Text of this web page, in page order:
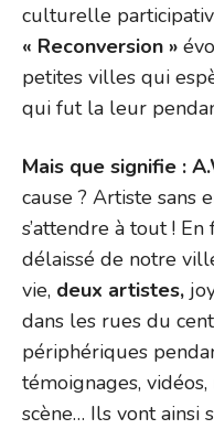
culturelle
« Reconversion »
petites villes qui
qui fut la leur
Mais que signifie :
cause ? Artiste sans
s’attendre à tout !
délaissé de notre
vie, deux artistes,
dans les rues du
périphériques
témoignages,
scène… Ils vont ainsi